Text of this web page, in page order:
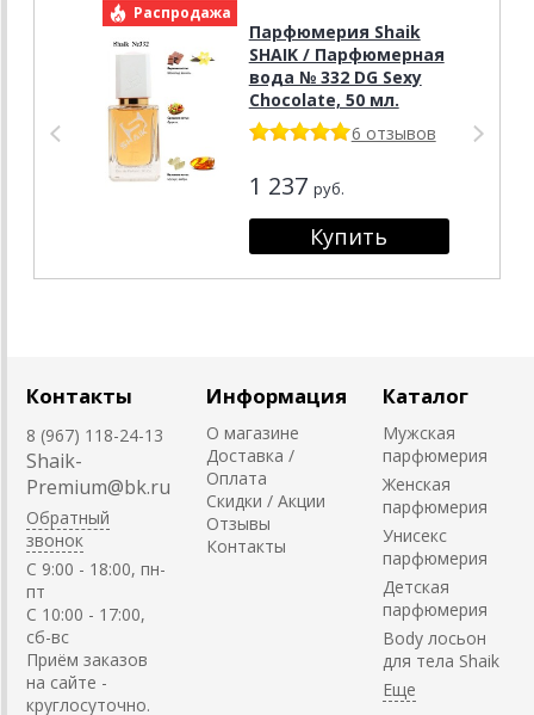
Распродажа
Парфюмерия Shaik
SHAIK / Парфюмерная
вода № 332 DG Sexy
Chocolate, 50 мл.
6 отзывов
1 237 руб.
Контакты
8 (967) 118-24-13
Shaik-
Premium@bk.ru
Обратный
звонок
C 9:00 - 18:00, пн-
пт
С 10:00 - 17:00,
сб-вс
Приём заказов
на сайте -
круглосуточно.
Информация
О магазине
Доставка /
Оплата
Скидки / Акции
Отзывы
Контакты
Каталог
Мужская
парфюмерия
Женская
парфюмерия
Унисекс
парфюмерия
Детская
парфюмерия
Body лосьон
для тела Shaik